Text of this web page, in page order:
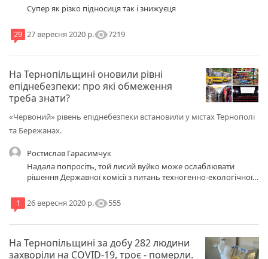
Супер як різко підносиця так і знижуєця
29 27 вересня 2020 р.visibility7219
На Тернопільщині оновили рівні
епіднебезпеки: про які обмеження
треба знати?
«Червоний» рівень епіднебезпеки встановили у містах Тернополі
та Бережанах.
Ростислав Гарасимчук
Надала попросіть, той лисий вуйко може ослаблювати
рішення Державної комісії з питань техногенно-екологічної
провів випускний день міста, та інші масові заходи!! Коли
його за це посадять?
1 26 вересня 2020 р.visibility555
На Тернопільщині за добу 282 людини
захворіли на COVID-19, троє - померли.